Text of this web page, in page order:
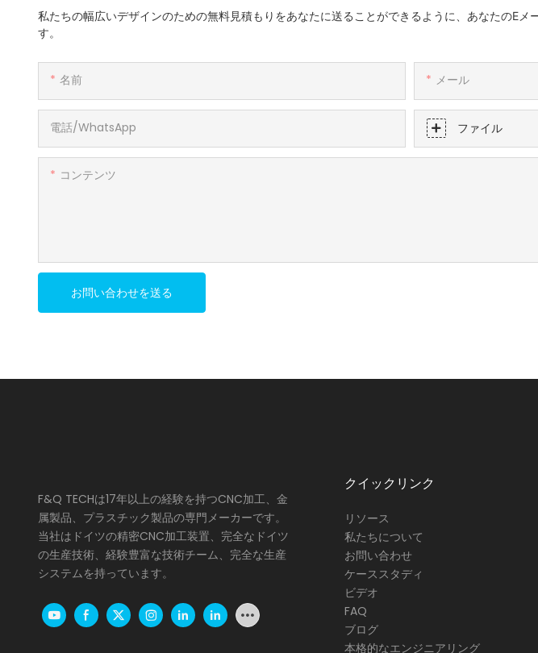
私たちの幅広いデザインのための無料見積もりをあなたに送ることができるように、あなたのE
す。
名前 メール
電話/WhatsApp ファイル
コンテンツ
お問い合わせを送る
F&Q TECHは17年以上の経験を持つCNC加工、金
属製品、プラスチック製品の専門メーカーです。
当社はドイツの精密CNC加工装置、完全なドイツ
の生産技術、経験豊富な技術チーム、完全な生産
システムを持っています。
クイックリンク
リソース
私たちについて
お問い合わせ
ケーススタディ
ビデオ
FAQ
ブログ
本格的なエンジニアリング